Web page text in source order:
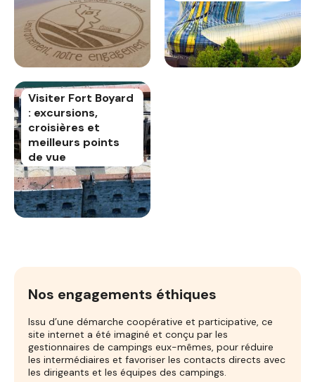
Visiter Fort Boyard
: excursions,
croisières et
meilleurs points
de vue
Nos engagements éthiques
Issu d’une démarche coopérative et participative, ce
site internet a été imaginé et conçu par les
gestionnaires de campings eux-mêmes, pour réduire
les intermédiaires et favoriser les contacts directs avec
les dirigeants et les équipes des campings.